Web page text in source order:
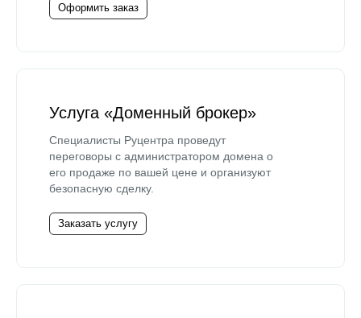
Оформить заказ
Услуга «Доменный брокер»
Специалисты Руцентра проведут
переговоры с администратором домена о
его продаже по вашей цене и организуют
безопасную сделку.
Заказать услугу